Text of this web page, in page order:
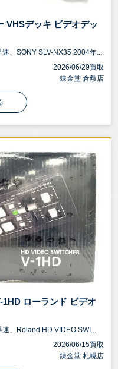
VHSデッキ ビデオデッ
、SONY SLV-NX35 2004年...
2026/06/29買取
錬金堂 倉敷店
ローランド ビデオ
、Roland HD VIDEO SWI...
2026/06/15買取
錬金堂 札幌店